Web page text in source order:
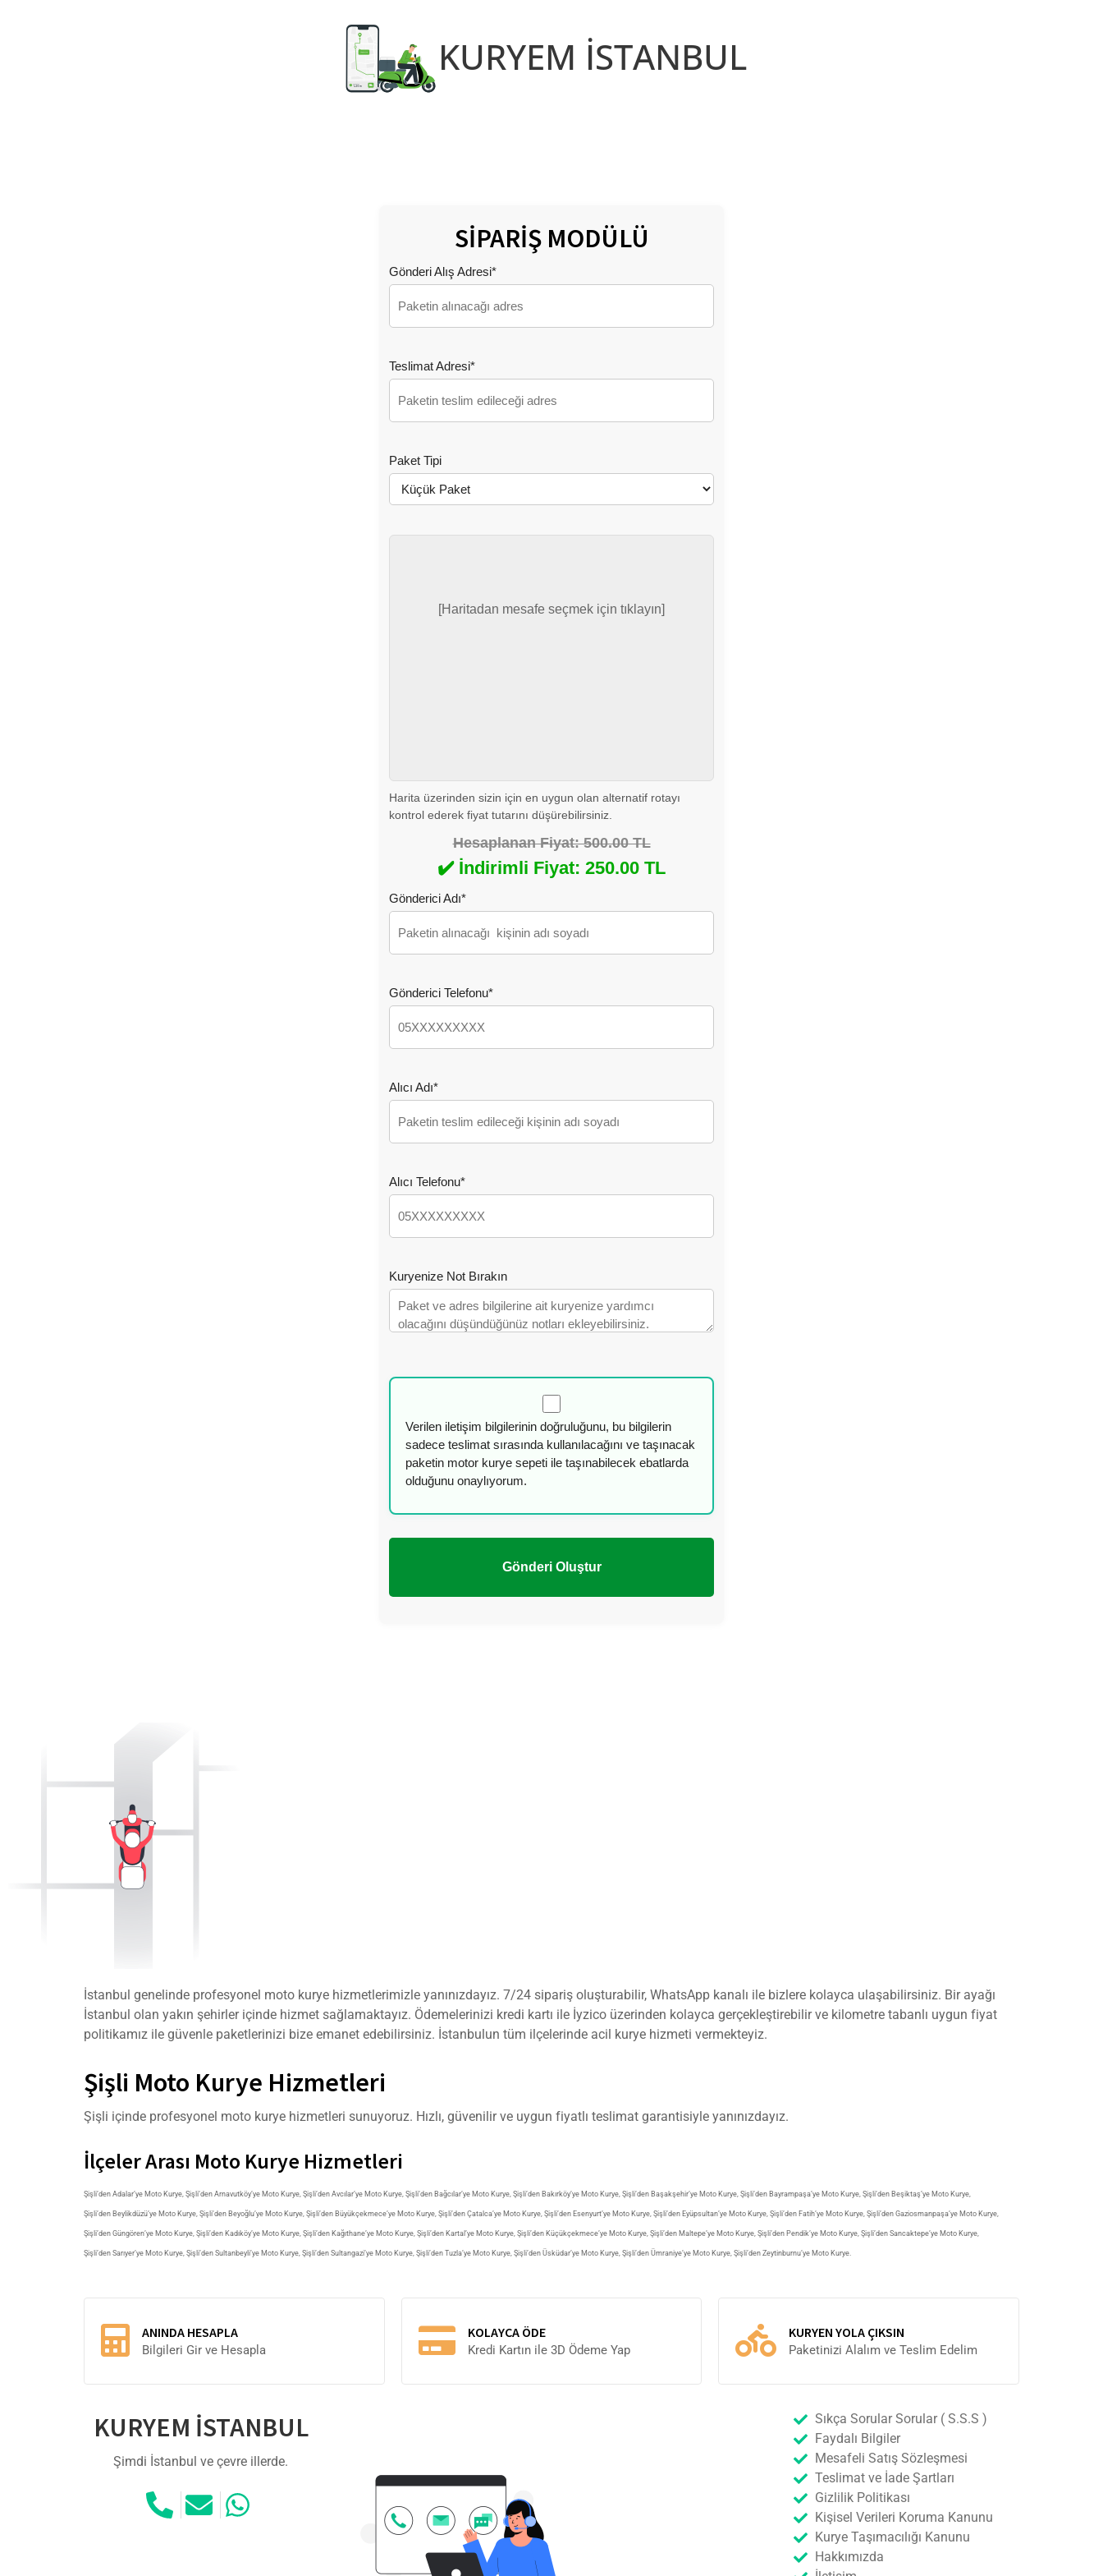
KURYEM İSTANBUL
SİPARİŞ MODÜLÜ
Gönderi Alış Adresi*
Teslimat Adresi*
Paket Tipi
[Haritadan mesafe seçmek için tıklayın]
Harita üzerinden sizin için en uygun olan alternatif rotayı
kontrol ederek fiyat tutarını düşürebilirsiniz.
Hesaplanan Fiyat: 500.00 TL
✔️ İndirimli Fiyat: 250.00 TL
Gönderici Adı*
Gönderici Telefonu*
Alıcı Adı*
Alıcı Telefonu*
Kuryenize Not Bırakın
Verilen iletişim bilgilerinin doğruluğunu, bu bilgilerin
sadece teslimat sırasında kullanılacağını ve taşınacak
paketin motor kurye sepeti ile taşınabilecek ebatlarda
olduğunu onaylıyorum.
Gönderi Oluştur
İstanbul genelinde profesyonel moto kurye hizmetlerimizle yanınızdayız. 7/24 sipariş oluşturabilir, WhatsApp kanalı ile bizlere kolayca ulaşabilirsiniz. Bir ayağı
İstanbul olan yakın şehirler içinde hizmet sağlamaktayız. Ödemelerinizi kredi kartı ile İyzico üzerinden kolayca gerçekleştirebilir ve kilometre tabanlı uygun fiyat
politikamız ile güvenle paketlerinizi bize emanet edebilirsiniz. İstanbulun tüm ilçelerinde acil kurye hizmeti vermekteyiz.
Şişli Moto Kurye Hizmetleri
Şişli içinde profesyonel moto kurye hizmetleri sunuyoruz. Hızlı, güvenilir ve uygun fiyatlı teslimat garantisiyle yanınızdayız.
İlçeler Arası Moto Kurye Hizmetleri
Şişli’den Adalar’ye Moto Kurye, Şişli’den Arnavutköy’ye Moto Kurye, Şişli’den Avcılar’ye Moto Kurye, Şişli’den Bağcılar’ye Moto Kurye, Şişli’den Bakırköy’ye Moto Kurye, Şişli’den Başakşehir’ye Moto Kurye, Şişli’den Bayrampaşa’ye Moto Kurye, Şişli’den Beşiktaş’ye Moto Kurye,
Şişli’den Beylikdüzü’ye Moto Kurye, Şişli’den Beyoğlu’ye Moto Kurye, Şişli’den Büyükçekmece’ye Moto Kurye, Şişli’den Çatalca’ye Moto Kurye, Şişli’den Esenyurt’ye Moto Kurye, Şişli’den Eyüpsultan’ye Moto Kurye, Şişli’den Fatih’ye Moto Kurye, Şişli’den Gaziosmanpaşa’ye Moto Kurye,
Şişli’den Güngören’ye Moto Kurye, Şişli’den Kadıköy’ye Moto Kurye, Şişli’den Kağıthane’ye Moto Kurye, Şişli’den Kartal’ye Moto Kurye, Şişli’den Küçükçekmece’ye Moto Kurye, Şişli’den Maltepe’ye Moto Kurye, Şişli’den Pendik’ye Moto Kurye, Şişli’den Sancaktepe’ye Moto Kurye,
Şişli’den Sarıyer’ye Moto Kurye, Şişli’den Sultanbeyli’ye Moto Kurye, Şişli’den Sultangazi’ye Moto Kurye, Şişli’den Tuzla’ye Moto Kurye, Şişli’den Üsküdar’ye Moto Kurye, Şişli’den Ümraniye’ye Moto Kurye, Şişli’den Zeytinburnu’ye Moto Kurye.
ANINDA HESAPLA
Bilgileri Gir ve Hesapla
KOLAYCA ÖDE
Kredi Kartın ile 3D Ödeme Yap
KURYEN YOLA ÇIKSIN
Paketinizi Alalım ve Teslim Edelim
KURYEM İSTANBUL
Şimdi İstanbul ve çevre illerde.
Sıkça Sorular Sorular ( S.S.S )
Faydalı Bilgiler
Mesafeli Satış Sözleşmesi
Teslimat ve İade Şartları
Gizlilik Politikası
Kişisel Verileri Koruma Kanunu
Kurye Taşımacılığı Kanunu
Hakkımızda